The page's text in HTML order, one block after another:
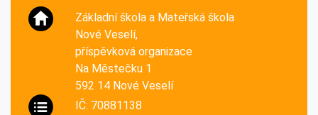
Základní škola a Mateřská škola
Nové Veselí,
příspěvková organizace
Na Městečku 1
592 14 Nové Veselí
IČ: 70881138